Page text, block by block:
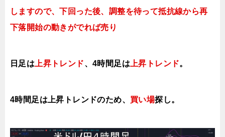
しますので、下回った後、調整を待って抵抗線から再
下落開始の動きがでれば売り
日足は 上昇トレンド、4時間足は 上昇トレンド。
4時間足は上昇ト レンドのため、 買い場探し。